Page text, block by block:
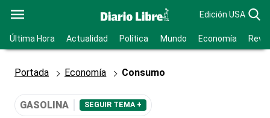
Edición USA
Última Hora Actualidad Política Mundo Economía
Portada Economía Consumo
GASOLINA SEGUIR TEMA +